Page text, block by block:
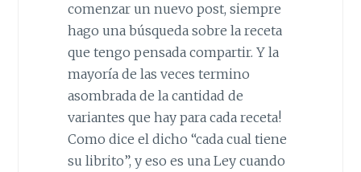
comenzar un nuevo post, siempre
hago una búsqueda sobre la receta
que tengo pensada compartir. Y la
mayoría de las veces termino
asombrada de la cantidad de
variantes que hay para cada receta!
Como dice el dicho “cada cual tiene
su librito”, y eso es una Ley cuando